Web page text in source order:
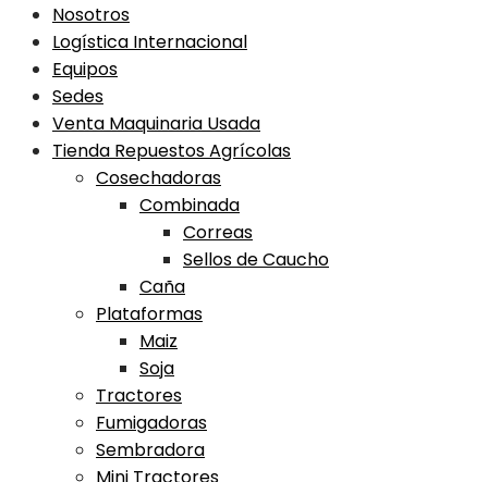
Nosotros
Logística Internacional
Equipos
Sedes
Venta Maquinaria Usada
Tienda Repuestos Agrícolas
Cosechadoras
Combinada
Correas
Sellos de Caucho
Caña
Plataformas
Maiz
Soja
Tractores
Fumigadoras
Sembradora
Mini Tractores